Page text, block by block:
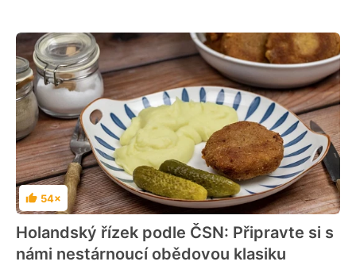
Hodnocení
54×
Holandský řízek podle ČSN: Připravte si s
námi nestárnoucí obědovou klasiku